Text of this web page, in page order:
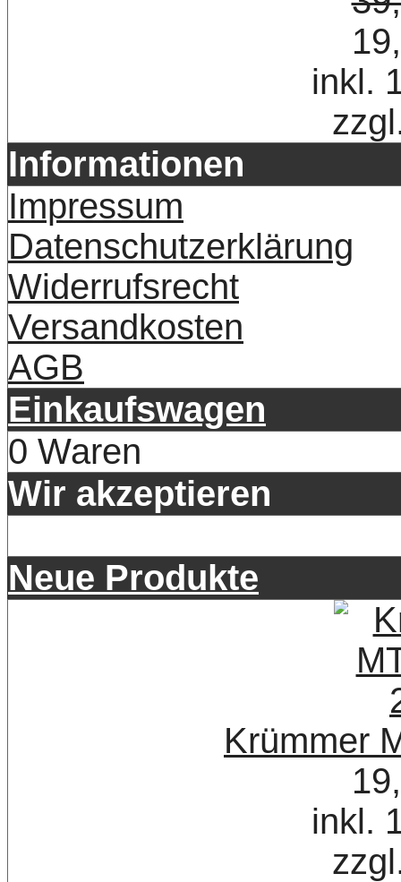
inkl.
Informationen
Impressum
Datenschutzerklärung
Widerrufsrecht
Versandkosten
AGB
Einkaufswagen
0 Waren
Wir akzeptieren
Neue Produkte
Krümmer
inkl.